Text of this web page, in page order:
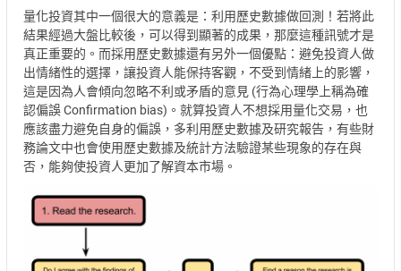
量化投資其中一個很大的意義是：利用歷史數據做回測！若將此
結果經過大盤比較後，可以得到顯著的成果，那麼這種訊號才是
真正重要的。而採用歷史數據還有另外一個優點：避免投資人做
出情緒性的選擇，讓投資人能保持客觀，不受到情緒上的影響，
這是因為人會傾向忽略不利或矛盾的意見 (行為心理學上稱為確
認偏誤 Confirmation bias)。就算投資人不想採用量化交易，也
應該盡力避免自身的偏誤，多利用歷史數據及研究報告，有些財
務論文中也會使用歷史數據及統計方法驗證某些現象的存在與
否，能夠使投資人更加了解資本市場。